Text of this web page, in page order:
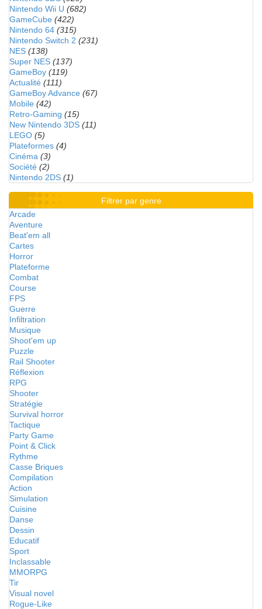
Nintendo Wii U (682)
GameCube (422)
Nintendo 64 (315)
Nintendo Switch 2 (231)
NES (138)
Super NES (137)
GameBoy (119)
Actualité (111)
GameBoy Advance (67)
Mobile (42)
Retro-Gaming (15)
New Nintendo 3DS (11)
LEGO (5)
Plateformes (4)
Cinéma (3)
Société (2)
Nintendo 2DS (1)
Filtrer par genre
Arcade
Aventure
Beat'em all
Cartes
Horror
Plateforme
Combat
Course
FPS
Guerre
Infiltration
Musique
Shoot'em up
Puzzle
Rail Shooter
Réflexion
RPG
Shooter
Stratégie
Survival horror
Tactique
Party Game
Point & Click
Rythme
Casse Briques
Compilation
Action
Simulation
Cuisine
Danse
Dessin
Educatif
Sport
Inclassable
MMORPG
Tir
Visual novel
Rogue-Like